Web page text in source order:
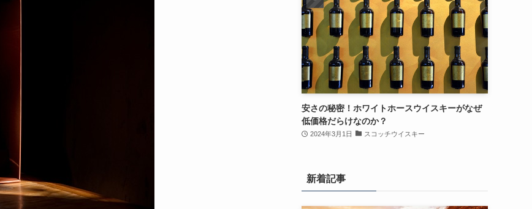
安さの秘密！ホワイトホースウイスキーがなぜ
低価格だらけなのか？
2024年3月1日 スコッチウイスキー
新着記事